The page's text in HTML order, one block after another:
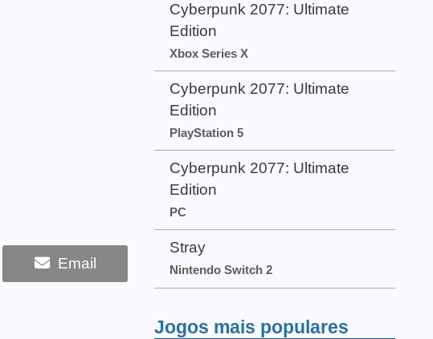
Email
Cyberpunk 2077: Ultimate
Edition
Xbox Series X
Cyberpunk 2077: Ultimate
Edition
PlayStation 5
Cyberpunk 2077: Ultimate
Edition
PC
Stray
Nintendo Switch 2
Jogos mais populares